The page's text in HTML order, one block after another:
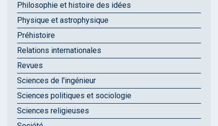
Philosophie et histoire des idées
Physique et astrophysique
Préhistoire
Relations internationales
Revues
Sciences de l'ingénieur
Sciences politiques et sociologie
Sciences religieuses